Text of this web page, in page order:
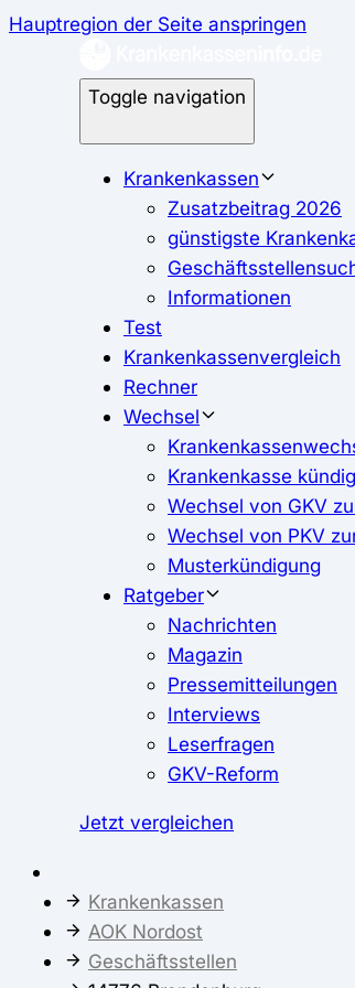
Hauptregion der Seite anspringen
Toggle navigation
Krankenkassen
Zusatzbeitrag 2026
günstigste
Informationen
Test
Krankenkassenvergleich
Rechner
Wechsel
Krankenkasse
Wechsel von GKV
Wechsel von PKV
Musterkündigung
Ratgeber
Nachrichten
Magazin
Pressemitteilungen
Interviews
Leserfragen
GKV-Reform
Jetzt vergleichen
Krankenkassen
AOK Nordost
Geschäftsstellen